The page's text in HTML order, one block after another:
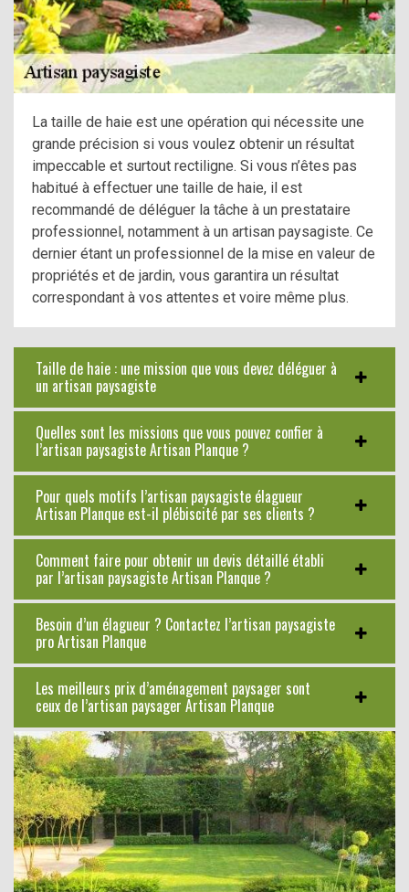
La taille de haie est une opération qui nécessite une
grande précision si vous voulez obtenir un résultat
impeccable et surtout rectiligne. Si vous n’êtes pas
habitué à effectuer une taille de haie, il est
recommandé de déléguer la tâche à un prestataire
professionnel, notamment à un artisan paysagiste. Ce
dernier étant un professionnel de la mise en valeur de
propriétés et de jardin, vous garantira un résultat
correspondant à vos attentes et voire même plus.
Taille de haie : une mission que vous devez déléguer à
un artisan paysagiste
Quelles sont les missions que vous pouvez confier à
l’artisan paysagiste Artisan Planque ?
Pour quels motifs l’artisan paysagiste élagueur
Artisan Planque est-il plébiscité par ses clients ?
Comment faire pour obtenir un devis détaillé établi
par l’artisan paysagiste Artisan Planque ?
Besoin d’un élagueur ? Contactez l’artisan paysagiste
pro Artisan Planque
Les meilleurs prix d’aménagement paysager sont
ceux de l’artisan paysager Artisan Planque